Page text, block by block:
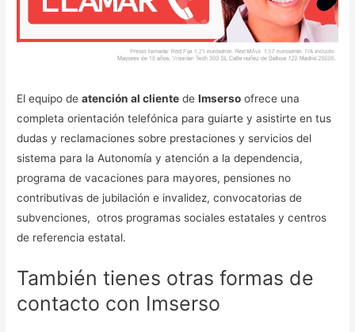
El equipo deatención al cliente deImserso ofrece una
completa orientación telefónica para guiarte y asistirte en tus
dudas y reclamaciones sobre prestaciones y servicios del
sistema para la Autonomía y atención a la dependencia,
programa de vacaciones para mayores, pensiones no
contributivas de jubilación e invalidez, convocatorias de
subvenciones, otros programas sociales estatales y centros
de referencia estatal.
También tienes otras formas de
contacto con Imserso